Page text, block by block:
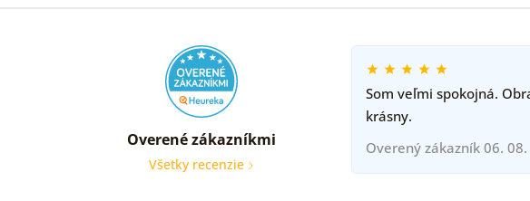
Overené zákazníkmi
Všetky recenzie
Som veľmi spokojná.
krásny.
Overený zákazník 06.